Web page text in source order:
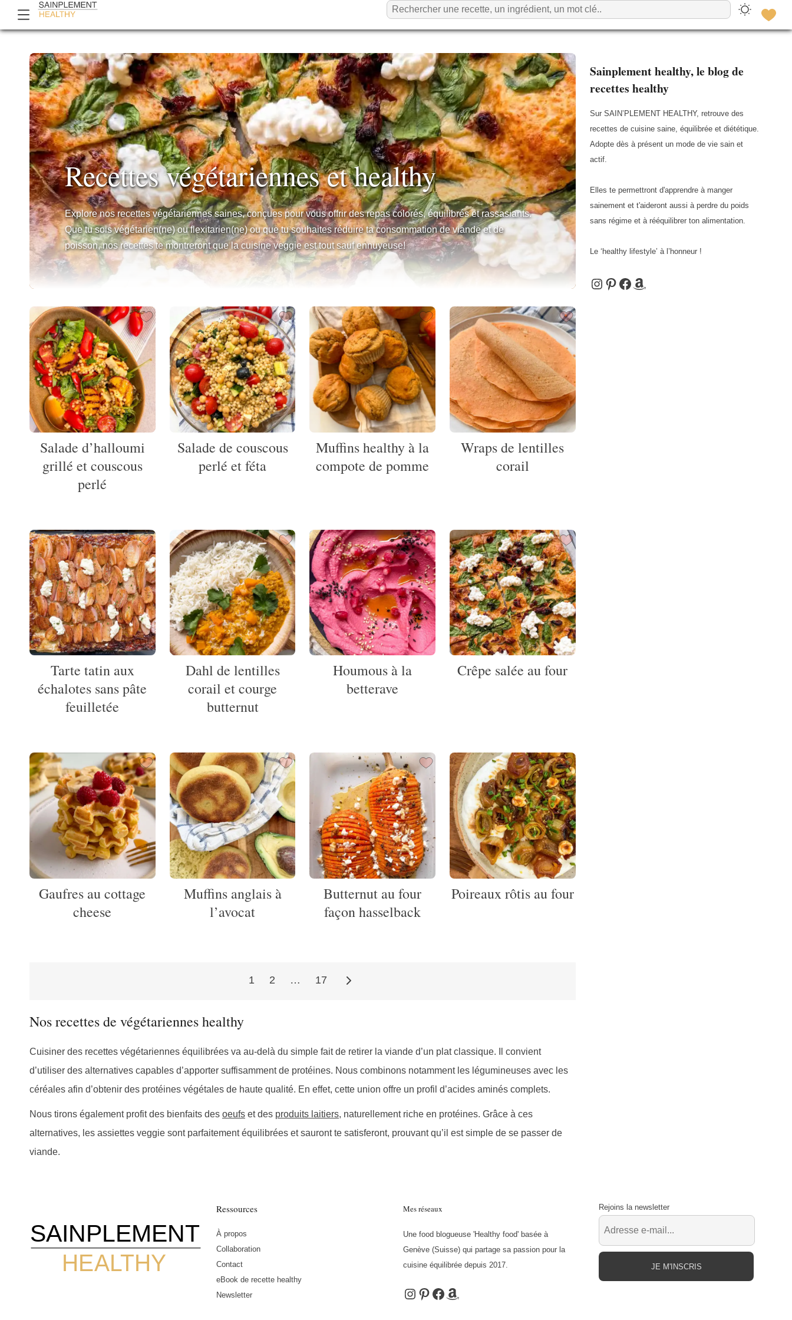
Recettes végétariennes et healthy
Explore nos recettes végétariennes saines, conçues pour vous offrir des repas colorés, équilibrés et rassasiants.
Que tu sois végétarien(ne) ou flexitarien(ne) ou que tu souhaites réduire ta consommation de viande et de
poisson, nos recettes te montreront que la cuisine veggie est tout sauf ennuyeuse!
Salade d’halloumi
grillé et couscous
perlé
Salade de couscous
perlé et féta
Muffins healthy à la
compote de pomme
Wraps de lentilles
corail
Tarte tatin aux
échalotes sans pâte
feuilletée
Dahl de lentilles
corail et courge
butternut
Houmous à la
betterave
Crêpe salée au four
Gaufres au cottage
cheese
Muffins anglais à
l’avocat
Butternut au four
façon hasselback
Poireaux rôtis au four
publications
1 2 … 17
Nos recettes de végétariennes healthy
Cuisiner des recettes végétariennes équilibrées va au-delà du simple fait de retirer la viande d’un plat classique. Il convient
d’utiliser des alternatives capables d’apporter suffisamment de protéines. Nous combinons notamment les légumineuses avec les
céréales afin d’obtenir des protéines végétales de haute qualité. En effet, cette union offre un profil d’acides aminés complets.
Nous tirons également profit des bienfaits des oeufs et des produits laitiers, naturellement riche en protéines. Grâce à ces
alternatives, les assiettes veggie sont parfaitement équilibrées et sauront te satisferont, prouvant qu’il est simple de se passer de
viande.
Sainplement healthy, le blog de
recettes healthy
Sur SAIN’PLEMENT HEALTHY, retrouve des
recettes de cuisine saine, équilibrée et diététique.
Adopte dès à présent un mode de vie sain et
actif.
Elles te permettront d'apprendre à manger
sainement et t'aideront aussi à perdre du poids
sans régime et à rééquilibrer ton alimentation.
Le ‘healthy lifestyle’ à l’honneur !
Instagram
Pinterest
Facebook
Amazon
HEALTHY
SAINPLEMENT
Ressources
À propos
Collaboration
Contact
eBook de recette healthy
Newsletter
Mes réseaux
Une food blogueuse 'Healthy food' basée à
Genève (Suisse) qui partage sa passion pour la
cuisine équilibrée depuis 2017.
Instagram
Pinterest
Facebook
Amazon
Rejoins la newsletter
JE M'INSCRIS